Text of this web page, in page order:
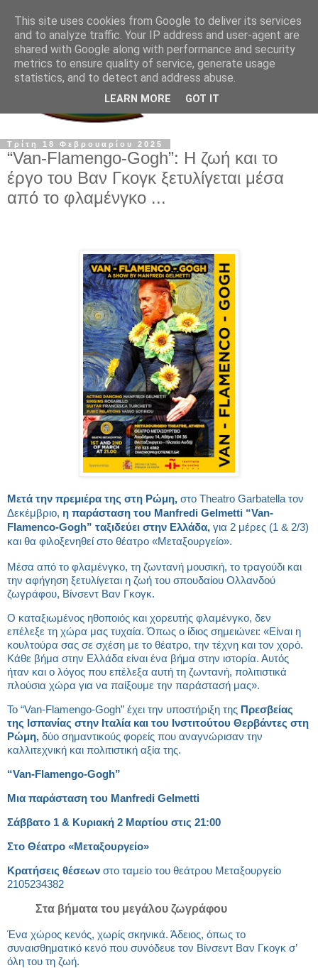
Τρίτη 18 Φεβρουαρίου 2025
“Van-Flamengo-Gogh”: Η ζωή και το
έργο του Βαν Γκογκ ξετυλίγεται μέσα
από το φλαμένγκο ...
Μετά την πρεμιέρα της στη Ρώμη, στο Theatro Garbatella τον
Δεκέμβριο, η παράσταση του Manfredi Gelmetti “Van-
Flamenco-Gogh” ταξιδεύει στην Ελλάδα, για 2 μέρες (1 & 2/3)
και θα φιλοξενηθεί στο θέατρο «Μεταξουργείο».
Μέσα από το φλαμένγκο, τη ζωντανή μουσική, το τραγούδι και
την αφήγηση ξετυλίγεται η ζωή του σπουδαίου Ολλανδού
ζωγράφου, Βίνσεντ Βαν Γκογκ.
Ο καταξιωμένος ηθοποιός και χορευτής φλαμένγκο, δεν
επέλεξε τη χώρα μας τυχαία. Όπως ο ίδιος σημειώνει: «Είναι η
κουλτούρα σας σε σχέση με το θέατρο, την τέχνη και τον χορό.
Κάθε βήμα στην Ελλάδα είναι ένα βήμα στην ιστορία. Αυτός
ήταν και ο λόγος που επέλεξα αυτή τη ζωντανή, πολιτιστικά
πλούσια χώρα για να παίξουμε την παράστασή μας».
Το “Van-Flamengo-Gogh” έχει την υποστήριξη της Πρεσβείας
της Ισπανίας στην Ιταλία και του Ινστιτούτου Θερβάντες στη
Ρώμη, δύο σημαντικούς φορείς που αναγνώρισαν την
καλλιτεχνική και πολιτιστική αξία της.
“Van-Flamengo-Gogh”
Μια παράσταση του Manfredi Gelmetti
Σάββατο 1 & Κυριακή 2 Μαρτίου στις 21:00
Στο Θέατρο «Μεταξουργείο»
Κρατήσεις θέσεων στο ταμείο του θεάτρου Μεταξουργείο
2105234382
Στα βήματα του μεγάλου ζωγράφου
Ένα χώρος κενός, χωρίς σκηνικά. Άδειος, όπως το
συναισθηματικό κενό που συνόδευε τον Βίνσεντ Βαν Γκογκ σ’
όλη του τη ζωή.
This site uses cookies from Google to deliver its services
and to analyze traffic. Your IP address and user-agent are
shared with Google along with performance and security
metrics to ensure quality of service, generate usage
statistics, and to detect and address abuse.
LEARN MORE GOT IT